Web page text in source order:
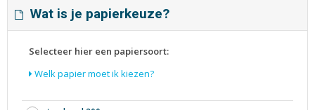
Wat is je papierkeuze?
Selecteer hier een papiersoort:
Welk papier moet ik kiezen?